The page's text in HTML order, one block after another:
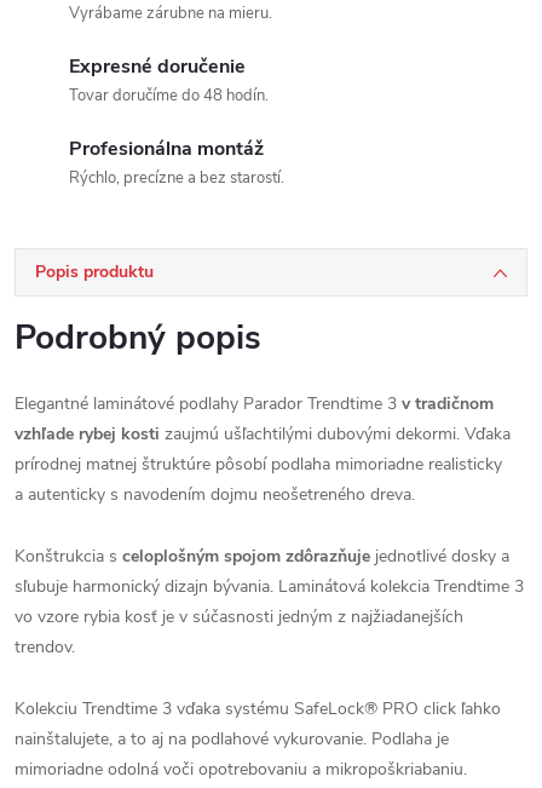
Vyrábame zárubne na mieru.
Expresné doručenie
Tovar doručíme do 48 hodín.
Profesionálna montáž
Rýchlo, precízne a bez starostí.
Popis produktu
Podrobný popis
Elegantné laminátové podlahy Parador Trendtime 3 v tradičnom
vzhľade rybej kosti zaujmú ušľachtilými dubovými dekormi. Vďaka
prírodnej matnej štruktúre pôsobí podlaha mimoriadne realisticky
a autenticky s navodením dojmu neošetreného dreva.
Konštrukcia s celoplošným spojom zdôrazňuje jednotlivé dosky a
sľubuje harmonický dizajn bývania. Laminátová kolekcia Trendtime 3
vo vzore rybia kosť je v súčasnosti jedným z najžiadanejších
trendov.
Kolekciu Trendtime 3 vďaka systému SafeLock® PRO click ľahko
nainštalujete, a to aj na podlahové vykurovanie. Podlaha je
mimoriadne odolná voči opotrebovaniu a mikropoškriabaniu.